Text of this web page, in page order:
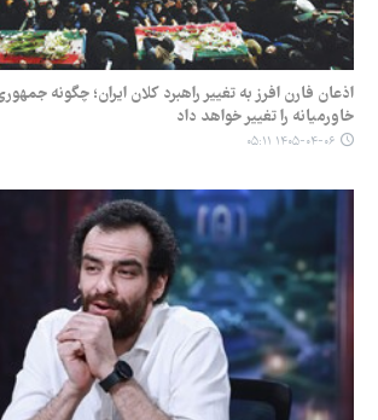
اذعان فارن افرز به تغییر راهبرد کلان ایران؛ چگونه
خاورمیانه را تغییر خواهد داد
۱۴۰۵-۰۴-۰۶ ۰۵:۱۱